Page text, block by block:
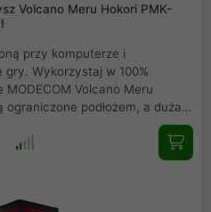
Volcano Meru Hokori PMK-
przy komputerze i
Wykorzystaj w 100%
MODECOM Volcano Meru
podłożem, a duża
w pełni jej potencjał i